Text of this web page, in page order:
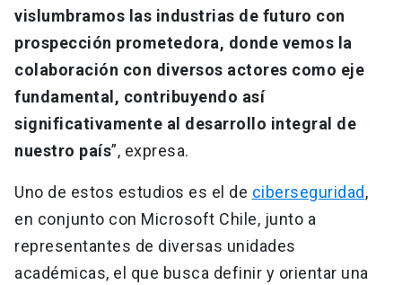
vislumbramos las industrias de futuro con
prospección prometedora, donde vemos la
colaboración con diversos actores como eje
fundamental, contribuyendo así
significativamente al desarrollo integral de
nuestro país”, expresa.
Uno de estos estudios es el de ciberseguridad,
en conjunto con Microsoft Chile, junto a
representantes de diversas unidades
académicas, el que busca definir y orientar una